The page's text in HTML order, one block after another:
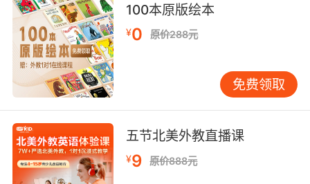
100本原版绘本
¥0 原价288元
免费领取
五节北美外教直播课
¥9 原价888元